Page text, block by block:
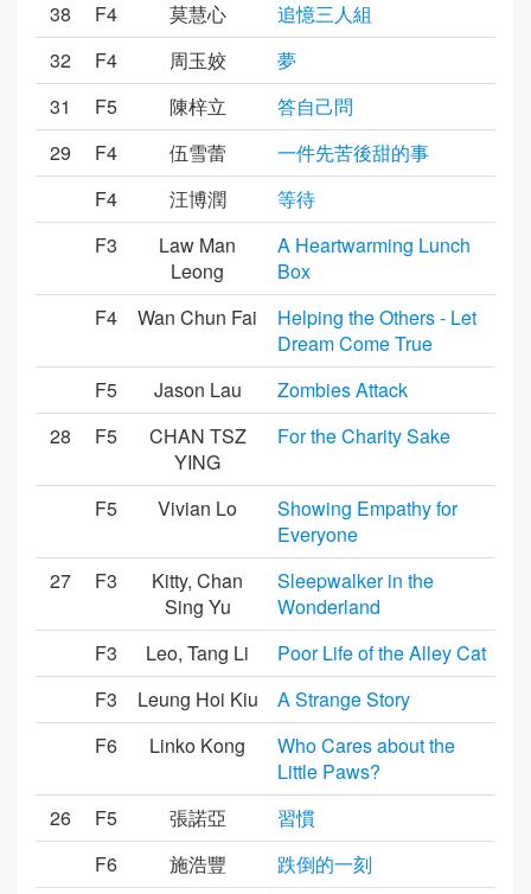
38 F4 莫慧心
追憶三人組
32
F4 周玉姣
夢
31
F5 陳梓立
答自己問
29
F4 伍雪蕾
一件先苦後甜的事
F4
汪博潤
等待
F3
Law Man
Leong
A Heartwarming Lunch
Box
F4
Wan Chun Fai
Helping the Others - Let
Dream Come True
F5
Jason Lau
Zombies Attack
28
F5
CHAN TSZ
YING
For the Charity Sake
F5 Vivian Lo
Showing Empathy for
Everyone
27
F3
Kitty, Chan
Sing Yu
Sleepwalker in the
Wonderland
F3
Leo, Tang Li
Poor Life of the Alley Cat
F3
Leung Hoi Kiu
A Strange Story
F6
Linko Kong
Who Cares about the
Little Paws?
26
F5 張諾亞
習慣
F6
施浩豐
跌倒的一刻